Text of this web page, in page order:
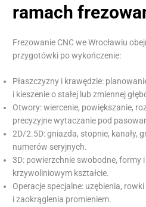
ramach
Frezowanie CNC we Wrocławiu
przygotówki po wykończenie:
Płaszczyzny i krawędzie:
i kieszenie o stałej lub zmiennej
Otwory: wiercenie, powiększanie,
precyzyjne wytaczanie pod
2D/2.5D: gniazda, stopnie, kanały,
numerów seryjnych.
3D: powierzchnie swobodne, formy
krzywoliniowym kształcie.
Operacje specjalne: uzębienia,
i zaokrąglenia promieniem.